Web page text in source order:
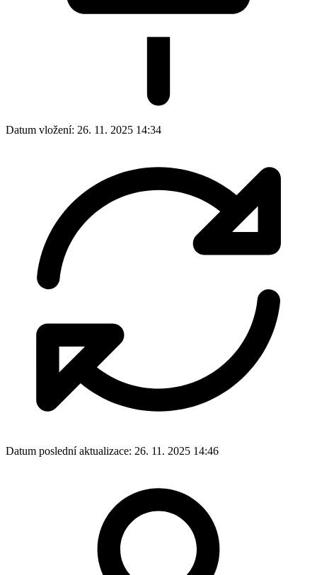
Datum vložení: 26. 11. 2025 14:34
Datum poslední aktualizace: 26. 11. 2025 14:46